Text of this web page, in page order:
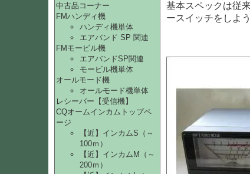
中古品コーナー
FMハンディ機
ハンディ機単体
エアバンド SP 関連
FMモービル機
エアバンドSP関連
モービル機単体
オールモード機
オールモード機単体
レシーバー【受信機】
CQオームインカムトップペ
ージ
【近】インカムS（～
100ｍ）
【近】インカムM（～
200ｍ）
基本スペックは従
ースイッチをしよ